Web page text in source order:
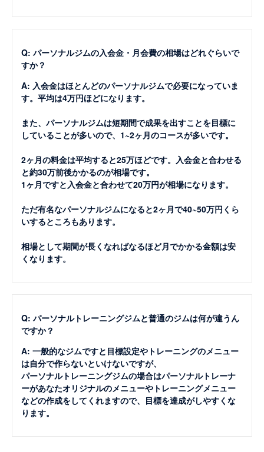
Q: パーソナルジムの入会金・月会費の相場はどれぐらいで
すか？
A: 入会金はほとんどのパーソナルジムで必要になっていま
す。平均は4万円ほどになります。
また、パーソナルジムは短期間で成果を出すことを目標に
していることが多いので、1~2ヶ月のコースが多いです。
2ヶ月の料金は平均すると25万ほどです。入会金と合わせる
と約30万前後かかるのが相場です。
1ヶ月ですと入会金と合わせて20万円が相場になります。
ただ有名なパーソナルジムになると2ヶ月で40~50万円くら
いするところもあります。
相場として期間が長くなればなるほど月でかかる金額は安
くなります。
Q: パーソナルトレーニングジムと普通のジムは何が違うん
ですか？
A: 一般的なジムですと目標設定やトレーニングのメニュー
は自分で作らないといけないですが、
パーソナルトレーニングジムの場合はパーソナルトレーナ
ーがあなたオリジナルのメニューやトレーニングメニュー
などの作成をしてくれますので、目標を達成がしやすくな
ります。